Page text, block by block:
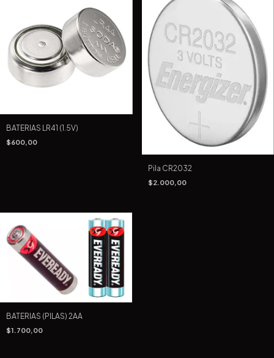
BATERIAS LR41 (1.5V)
$600,00
Pila CR2032
$2.000,00
BATERIAS (PILAS) 2AA
$1.700,00